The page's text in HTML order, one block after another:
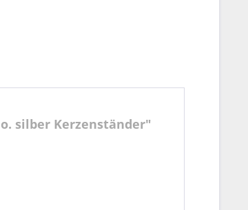
silber Kerzenständer"